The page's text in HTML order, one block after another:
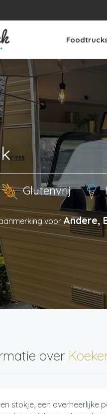
Glutenvrij
voor Andere,
over
stokje, een overheerlijke